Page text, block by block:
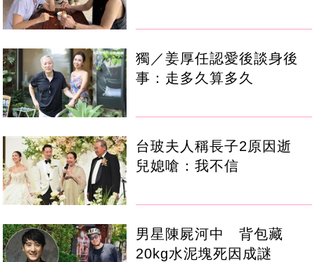
獨／姜厚任認愛後談身後
事：走多久算多久
台玻夫人稱長子2原因逝
兒媳嗆：我不信
男星陳屍河中 背包藏
20kg水泥塊死因成謎